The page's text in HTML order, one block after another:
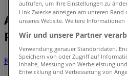
Angebote in den
Prospekten der
KofferBierBadeanzugBH
aufrufen, um Ihre Einstellungen zu
Link Zwecke anzeigen am unteren
unseres Website. Weitere
Wir und unsere Partner
Verwendung genauer Standortdaten.
Speichern von oder Zugriff auf
Inhalte, Messung von Werbeleistung
Entwicklung und Verbesserung von